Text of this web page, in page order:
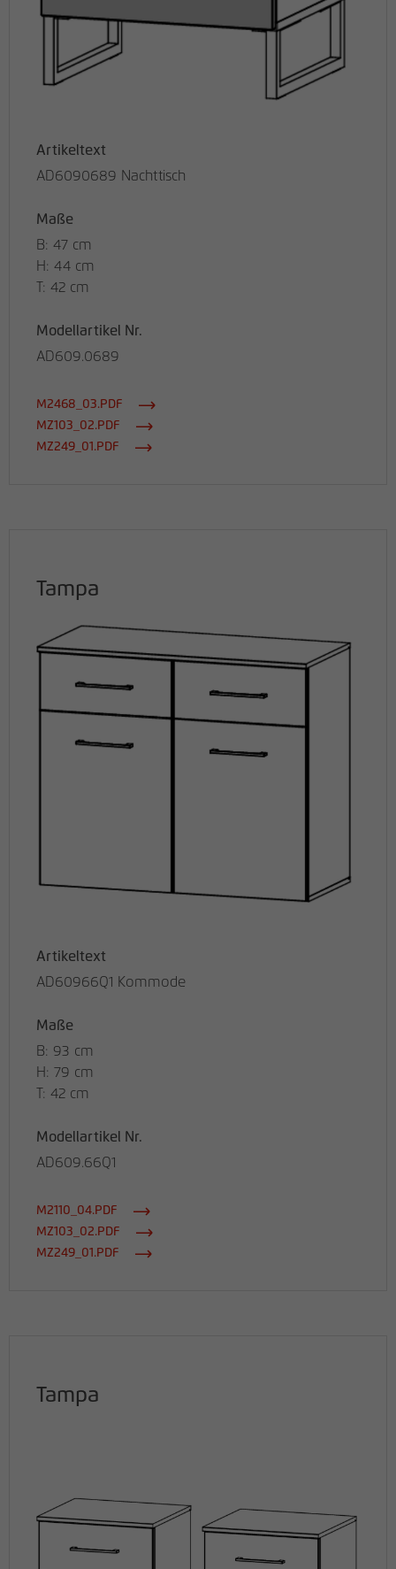
Artikeltext
AD6090689 Nachttisch
Maße
B: 47 cm
H: 44 cm
T: 42 cm
Modellartikel Nr.
AD609.0689
M2468_03.PDF
MZ103_02.PDF
MZ249_01.PDF
Tampa
Artikeltext
AD60966Q1 Kommode
Maße
B: 93 cm
H: 79 cm
T: 42 cm
Modellartikel Nr.
AD609.66Q1
M2110_04.PDF
MZ103_02.PDF
MZ249_01.PDF
Tampa